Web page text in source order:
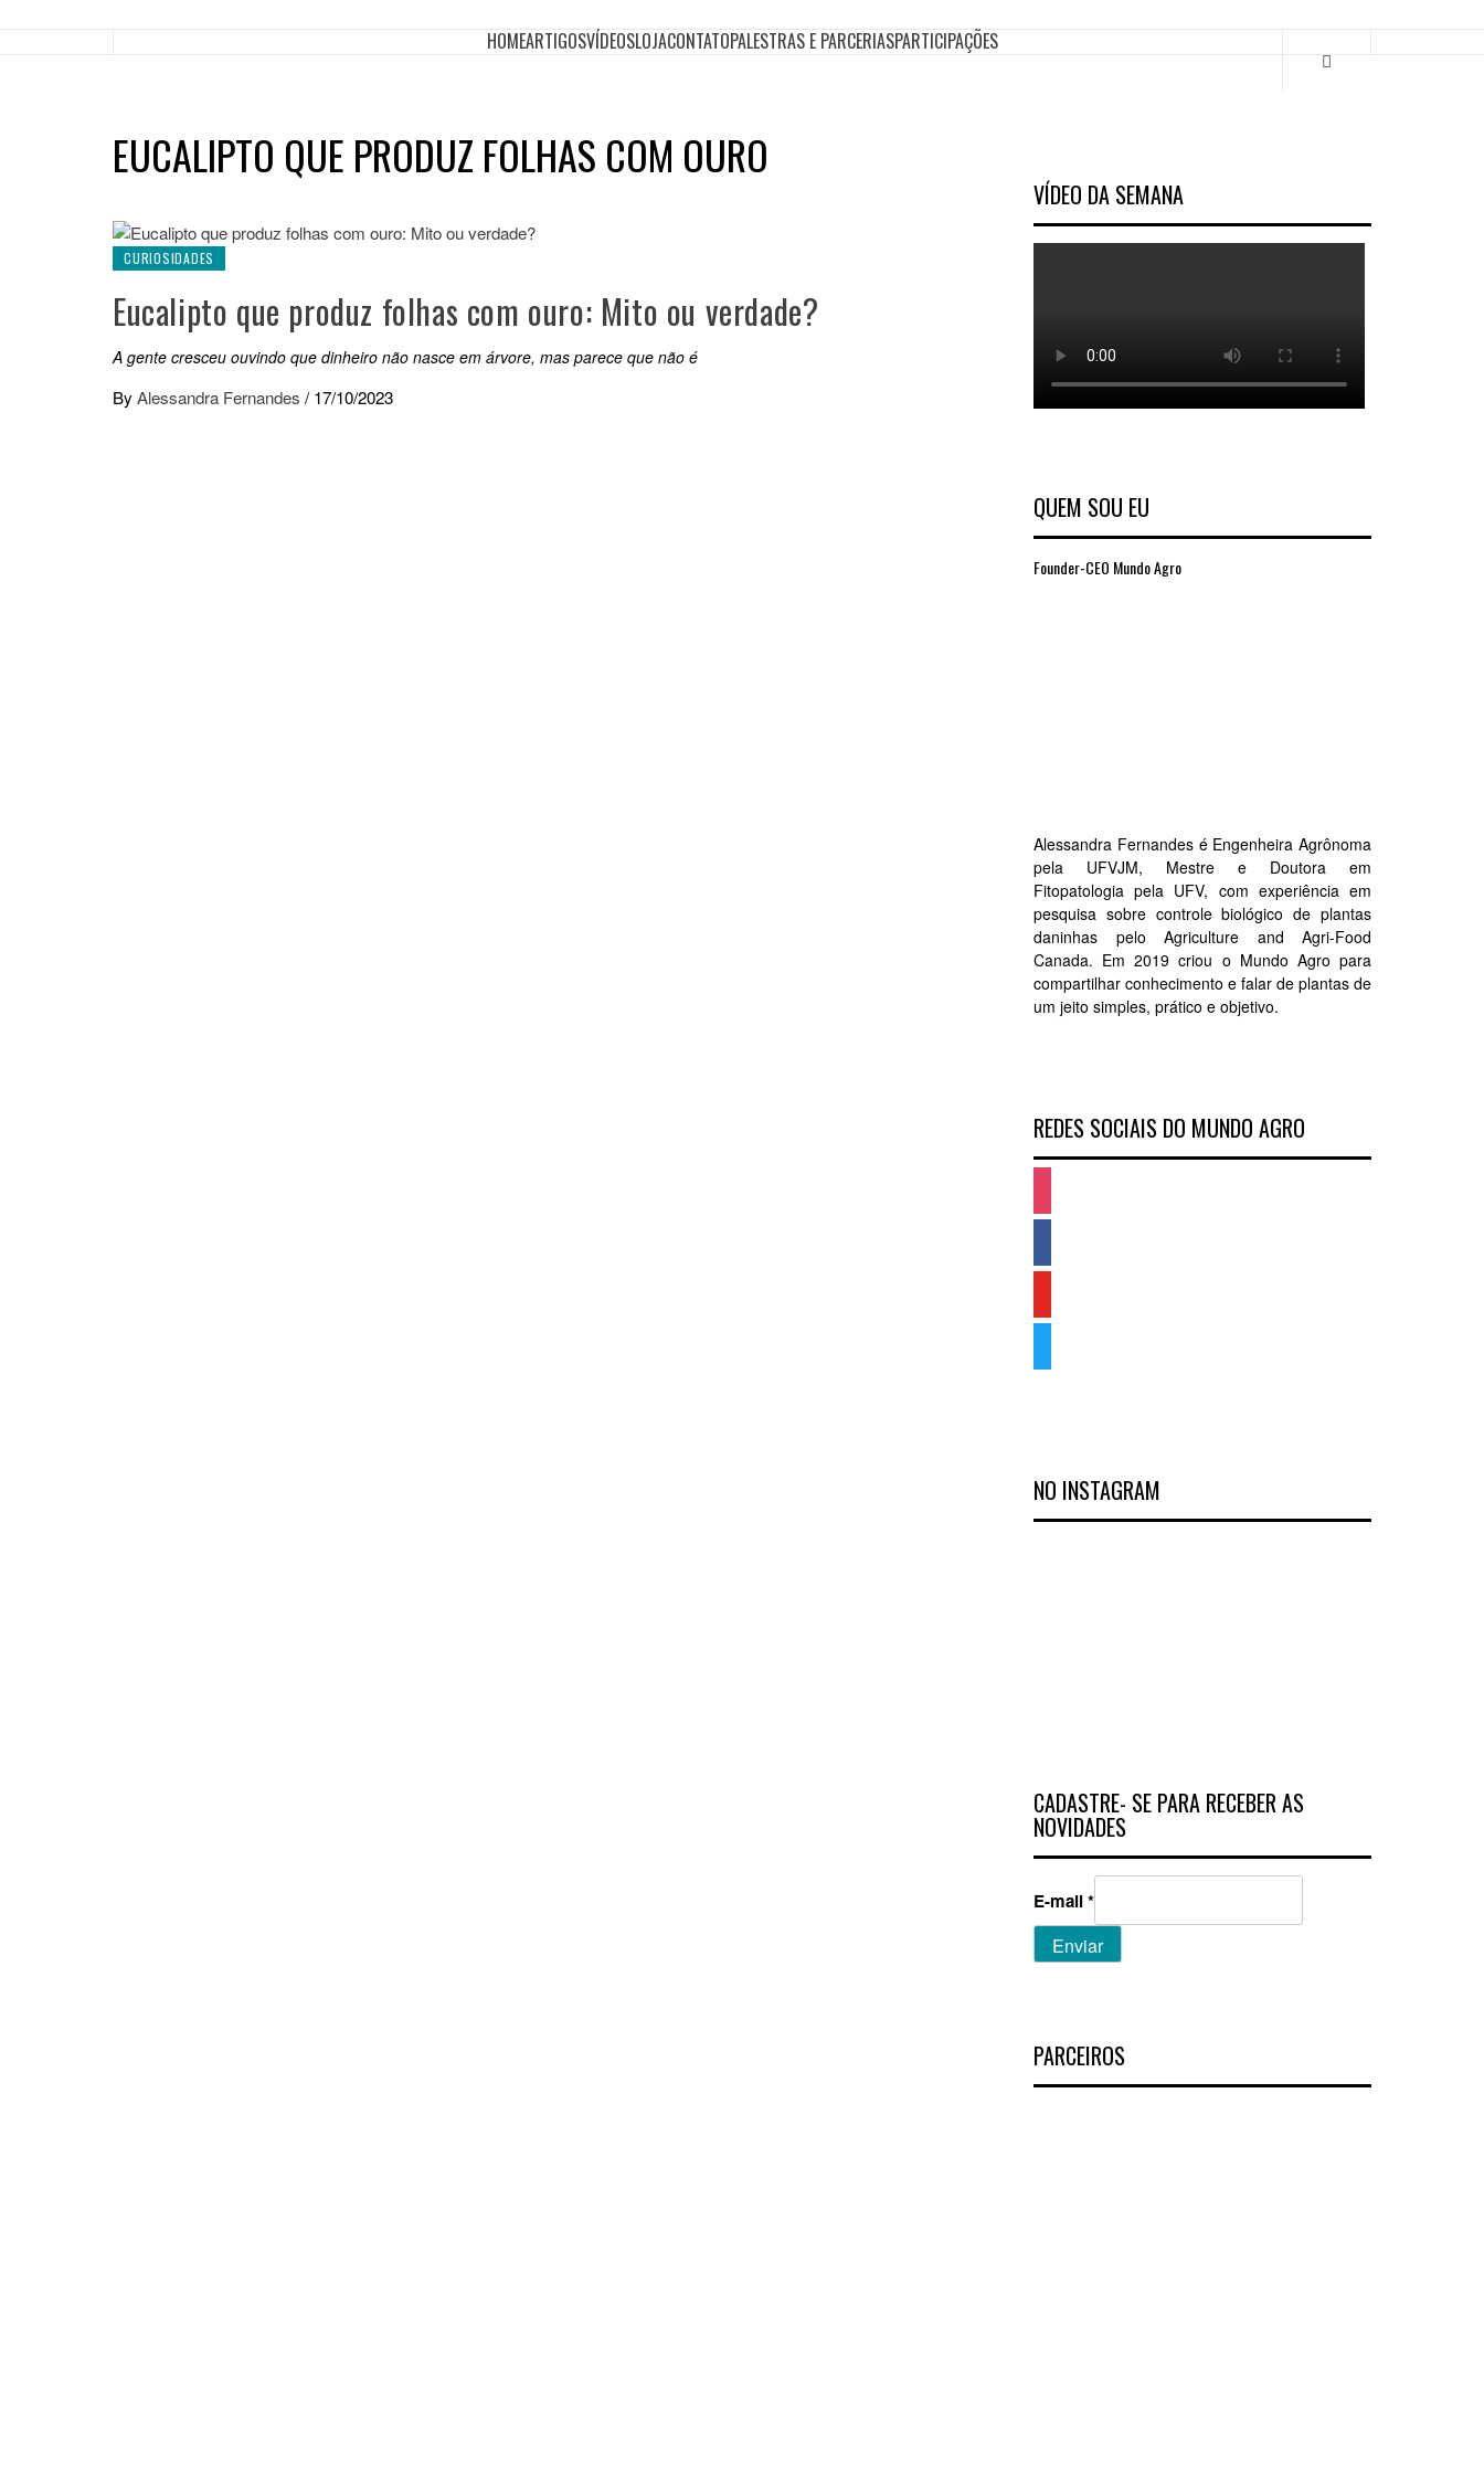
HOMEARTIGOSVÍDEOSLOJACONTATOPALESTRAS E PARCERIASPARTICIPAÇÕES
EUCALIPTO QUE PRODUZ FOLHAS COM OURO
CURIOSIDADES
Eucalipto que produz folhas com ouro: Mito ou verdade?
A gente cresceu ouvindo que dinheiro não nasce em árvore, mas parece que não é
By Alessandra Fernandes / 17/10/2023
VÍDEO DA SEMANA
QUEM SOU EU
Founder-CEO Mundo Agro
Alessandra Fernandes é Engenheira Agrônoma
pela UFVJM, Mestre e Doutora em
Fitopatologia pela UFV, com experiência em
pesquisa sobre controle biológico de plantas
daninhas pelo Agriculture and Agri-Food
Canada. Em 2019 criou o Mundo Agro para
compartilhar conhecimento e falar de plantas de
um jeito simples, prático e objetivo.
REDES SOCIAIS DO MUNDO AGRO
NO INSTAGRAM
CADASTRE- SE PARA RECEBER AS
NOVIDADES
E-mail*
Enviar
PARCEIROS